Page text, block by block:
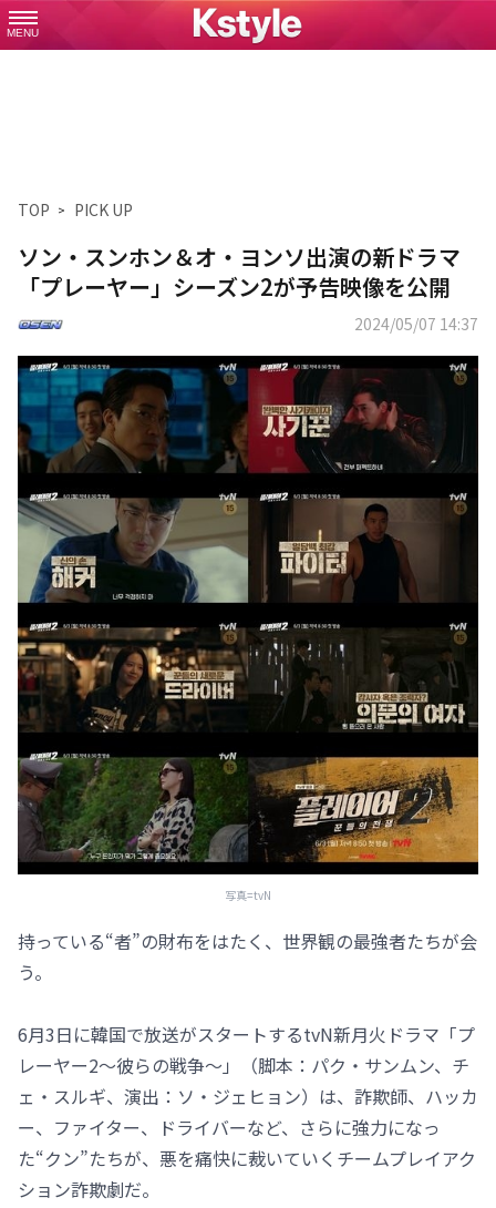
MENU
TOP PICK UP
ソン・スンホン＆オ・ヨンソ出演の新ドラマ
「プレーヤー」シーズン2が予告映像を公開
2024/05/07 14:37
写真=tvN
持っている“者”の財布をはたく、世界観の最強者たちが会
う。
6月3日に韓国で放送がスタートするtvN新月火ドラマ「プ
レーヤー2～彼らの戦争～」（脚本：パク・サンムン、チ
ェ・スルギ、演出：ソ・ジェヒョン）は、詐欺師、ハッカ
ー、ファイター、ドライバーなど、さらに強力になっ
た“クン”たちが、悪を痛快に裁いていくチームプレイアク
ション詐欺劇だ。